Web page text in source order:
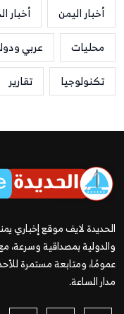
أخبار اليمن أخبار
محليات
عربي
تكنولوجيا
تقارير
الحديدة لايف موقع إخباري
والدولية بمصداقية وسرعة،
عمومًا، ومتابعة مستمرة
مدار الساعة.